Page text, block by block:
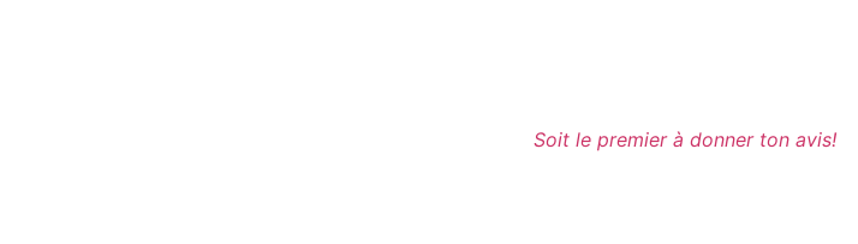
Soit le premier à donner ton avis!